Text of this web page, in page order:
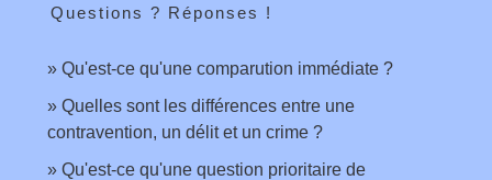
Questions ? Réponses !
Qu'est-ce qu'une comparution immédiate ?
Quelles sont les différences entre une
contravention, un délit et un crime ?
Qu'est-ce qu'une question prioritaire de